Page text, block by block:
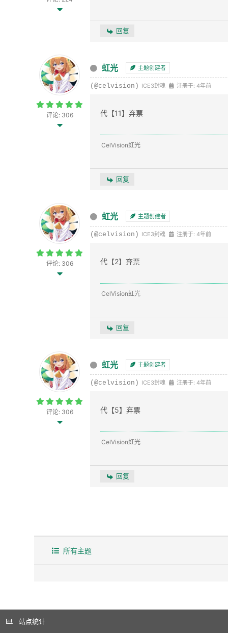
回复
评论: 306
虹光 主题创建者
(@celvision) ICE3封魂 注册于: 4年前
代【11】弃票
CelVision虹光
回复
评论: 306
虹光 主题创建者
(@celvision) ICE3封魂 注册于: 4年前
代【2】弃票
CelVision虹光
回复
评论: 306
虹光 主题创建者
(@celvision) ICE3封魂 注册于: 4年前
代【5】弃票
CelVision虹光
回复
所有主题
站点统计